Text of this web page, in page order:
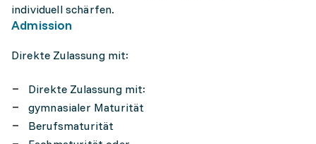
individuell schärfen.
Admission
Direkte Zulassung mit:
Direkte Zulassung mit:
gymnasialer Maturität
Berufsmaturität